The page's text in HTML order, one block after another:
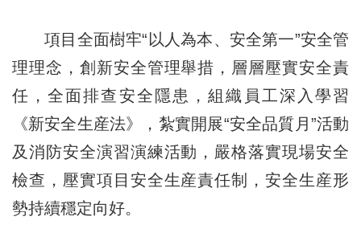
項目全面樹牢“以人為本、安全第一”安全管
理理念，創新安全管理舉措，層層壓實安全責
任，全面排查安全隱患，組織員工深入學習
《新安全生産法》，紮實開展“安全品質月”活動
及消防安全演習演練活動，嚴格落實現場安全
檢查，壓實項目安全生産責任制，安全生産形
勢持續穩定向好。